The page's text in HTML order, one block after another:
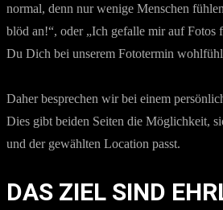
normal, denn nur wenige Menschen
blöd an!“, oder „Ich gefalle mir auf Fotos
Du Dich bei unserem Fototermin
Daher besprechen wir bei einem
Dies gibt beiden Seiten die Möglichkeit,
und der gewählten Location passt.
DAS ZIEL SIND